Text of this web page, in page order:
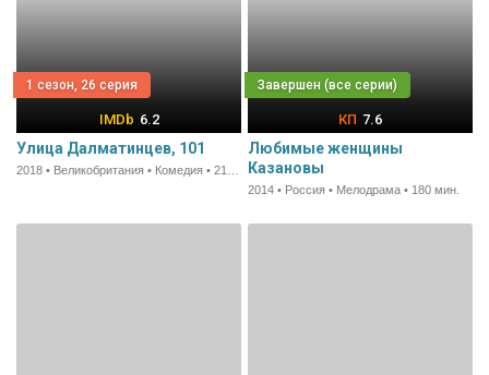
1 сезон, 26 серия
6.2
Улица Далматинцев, 101
7.6
Любимые женщины
Казановы
2014 • Россия • Мелодрама • 180 мин.